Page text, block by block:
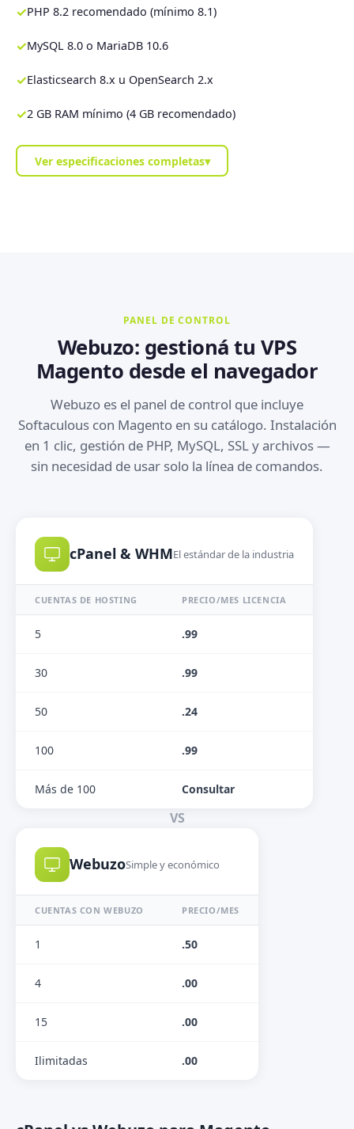
✓PHP 8.2 recomendado (mínimo 8.1)
✓MySQL 8.0 o MariaDB 10.6
✓Elasticsearch 8.x u OpenSearch 2.x
✓2 GB RAM mínimo (4 GB recomendado)
Ver especificaciones completas▾
PANEL DE CONTROL
Webuzo: gestioná tu VPS
Magento desde el navegador
Webuzo es el panel de control que incluye
Softaculous con Magento en su catálogo. Instalación
en 1 clic, gestión de PHP, MySQL, SSL y archivos —
sin necesidad de usar solo la línea de comandos.
cPanel & WHMEl estándar de la industria
CUENTAS DE HOSTING PRECIO/MES LICENCIA
5 .99
30 .99
50 .24
100 .99
Más de 100 Consultar
VS
WebuzoSimple y económico
CUENTAS CON WEBUZO PRECIO/MES
1 .50
4 .00
15 .00
Ilimitadas .00